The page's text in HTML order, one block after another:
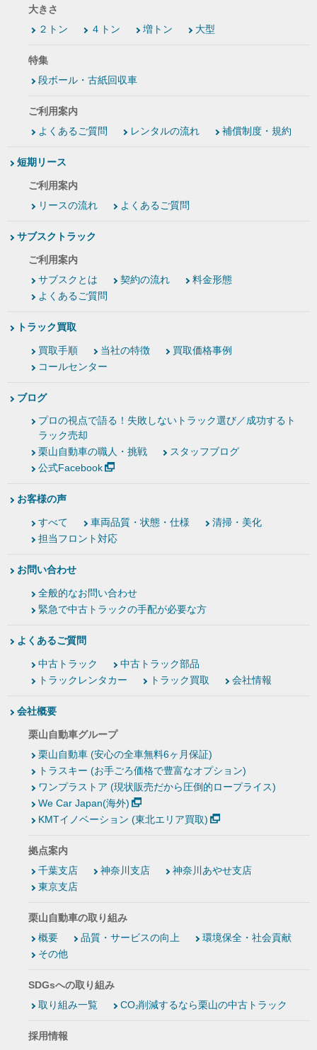
大きさ
２トン
４トン 増トン 大型
特集
段ボール・古紙回収車
ご利用案内
よくあるご質問
レンタルの流れ 補償制度・規約
短期リース
ご利用案内
リースの流れ
よくあるご質問
サブスクトラック
ご利用案内
サブスクとは
契約の流れ
料金形態
よくあるご質問
トラック買取
買取手順 当社の特徴
買取価格事例
コールセンター
ブログ
プロの視点で語る！失敗しないトラック選び／成功するト
ラック売却
栗山自動車の職人・挑戦
スタッフブログ
公式Facebook
お客様の声
すべて 車両品質・状態・仕様
清掃・美化
担当フロント対応
お問い合わせ
全般的なお問い合わせ
緊急で中古トラックの手配が必要な方
よくあるご質問
中古トラック
中古トラック部品
トラックレンタカー
トラック買取 会社情報
会社概要
栗山自動車グループ
栗山自動車 (安心の全車無料6ヶ月保証)
トラスキー (お手ごろ価格で豊富なオプション)
ワンプラストア (現状販売だから圧倒的ロープライス)
We Car Japan(海外)
KMTイノベーション (東北エリア買取)
拠点案内
千葉支店
神奈川支店
神奈川あやせ支店
東京支店
栗山自動車の取り組み
概要
品質・サービスの向上
環境保全・社会貢献
その他
SDGsへの取り組み
取り組み一覧
CO₂削減するなら栗山の中古トラック
採用情報